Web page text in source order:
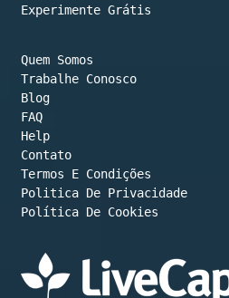
Experimente Grátis
Quem Somos
Trabalhe Conosco
Blog
FAQ
Help
Contato
Termos E Condições
Política De Cookies